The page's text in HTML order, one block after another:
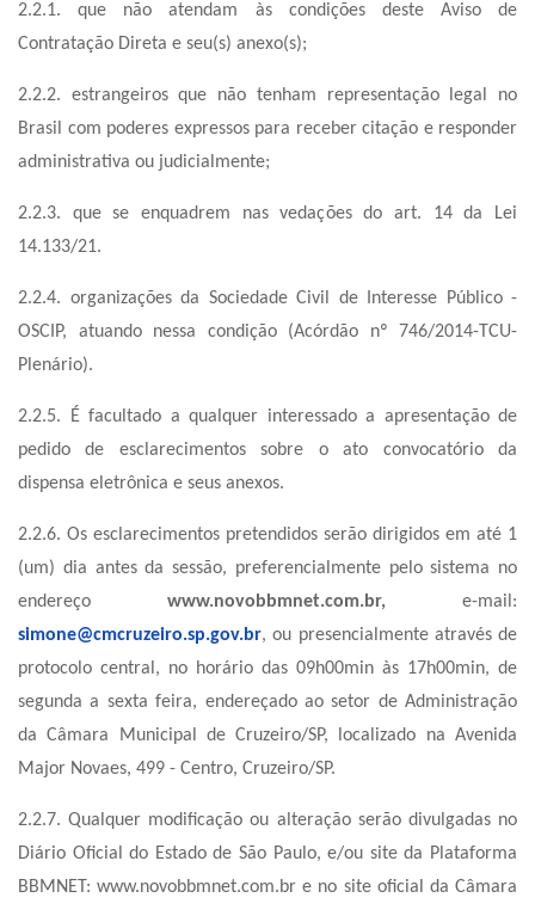
2.2.1. que não atendam às condições deste Aviso de
Contratação Direta e seu(s) anexo(s);
2.2.2. estrangeiros que não tenham representação legal no
Brasil com poderes expressos para receber citação e responder
administrativa ou judicialmente;
2.2.3. que se enquadrem nas vedações do art. 14 da Lei
14.133/21.
2.2.4. organizações da Sociedade Civil de Interesse Público -
OSCIP, atuando nessa condição (Acórdão nº 746/2014-TCU-
Plenário).
2.2.5. É facultado a qualquer interessado a apresentação de
pedido de esclarecimentos sobre o ato convocatório da
dispensa eletrônica e seus anexos.
2.2.6. Os esclarecimentos pretendidos serão dirigidos em até 1
(um) dia antes da sessão, preferencialmente pelo sistema no
endereço www.novobbmnet.com.br, e-mail:
simone@cmcruzeiro.sp.gov.br, ou presencialmente através de
protocolo central, no horário das 09h00min às 17h00min, de
segunda a sexta feira, endereçado ao setor de Administração
da Câmara Municipal de Cruzeiro/SP, localizado na Avenida
Major Novaes, 499 - Centro, Cruzeiro/SP.
2.2.7. Qualquer modificação ou alteração serão divulgadas no
Diário Oficial do Estado de São Paulo, e/ou site da Plataforma
BBMNET: www.novobbmnet.com.br e no site oficial da Câmara